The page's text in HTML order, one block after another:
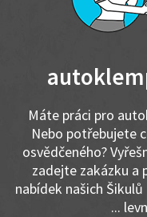
Máte práci pro
Nebo potřebujete
osvědčeného?
zadejte zakázku a
nabídek našich
...